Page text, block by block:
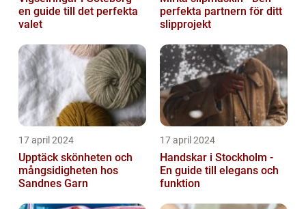
en guide till det perfekta
valet
perfekta partnern för ditt
slipprojekt
17 april 2024
Upptäck skönheten och
mångsidigheten hos
Sandnes Garn
17 april 2024
Handskar i Stockholm -
En guide till elegans och
funktion